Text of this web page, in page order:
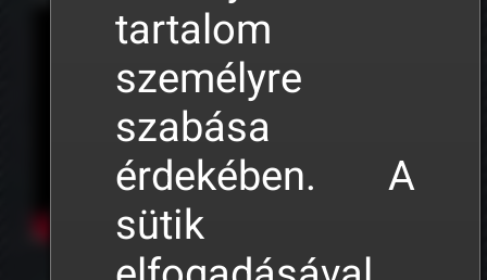
tartalom
személyre
szabása
érdekében. A
sütik